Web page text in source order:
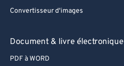
Convertisseur d'images
Document & livre électronique
PDF à WORD